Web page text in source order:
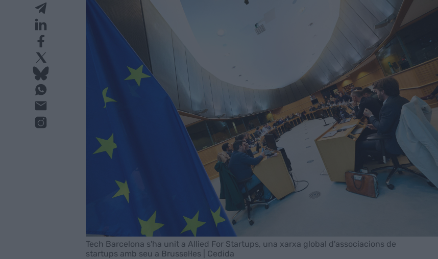
Tech Barcelona s'ha unit a Allied For Startups, una xarxa global d'associacions de
startups amb seu a Brussel·les | Cedida